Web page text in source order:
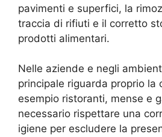
pavimenti e superfici, la
traccia di rifiuti e il corretto
prodotti alimentari.
Nelle aziende e negli
principale riguarda proprio la
esempio ristoranti, mense e
necessario rispettare una
igiene per escludere la